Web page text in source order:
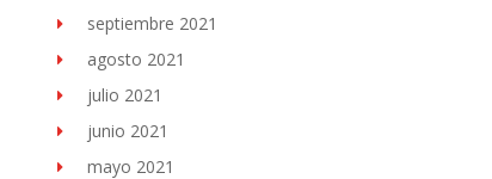
septiembre 2021
agosto 2021
julio 2021
junio 2021
mayo 2021